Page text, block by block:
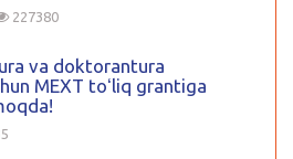
227380
va doktorantura
MEXT toʻliq grantiga